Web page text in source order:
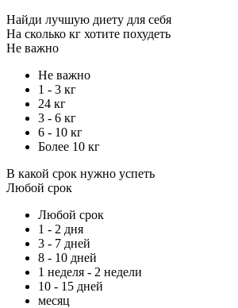
Найди лучшую диету для себя
На сколько кг хотите похудеть
Не важно
Не важно
1 - 3 кг
24 кг
3 - 6 кг
6 - 10 кг
Более 10 кг
В какой срок нужно успеть
Любой срок
Любой срок
1 - 2 дня
3 - 7 дней
8 - 10 дней
1 неделя - 2 недели
10 - 15 дней
месяц